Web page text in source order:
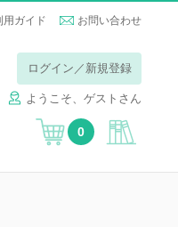
用ガイド お問い合わせ
ログイン／新規登録
ようこそ、ゲストさん
0